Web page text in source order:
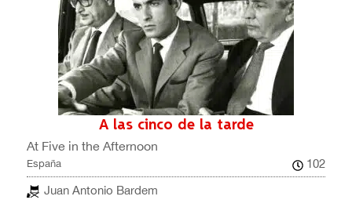
A las cinco de la tarde
At Five in the Afternoon
España
102
Juan Antonio Bardem